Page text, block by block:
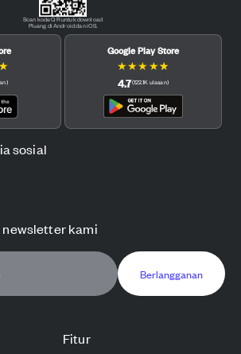
Fitur
Scan kode QR untuk download
Pluang di Android dan iOS.
★
)
Google Play Store
★★★ ★★
4.7(122.1K ulasan)
sosial
newsletter kami
Berlangganan